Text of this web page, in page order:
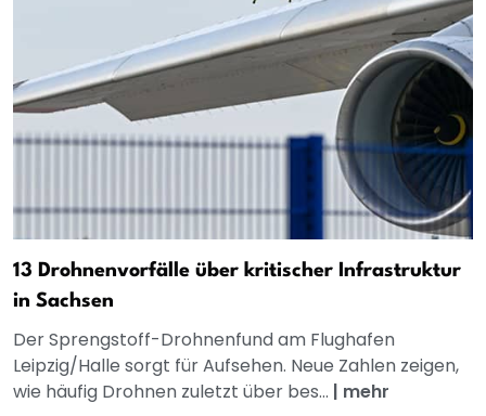
13 Drohnenvorfälle über kritischer Infrastruktur
in Sachsen
Der Sprengstoff-Drohnenfund am Flughafen
Leipzig/Halle sorgt für Aufsehen. Neue Zahlen zeigen,
wie häufig Drohnen zuletzt über bes... | mehr